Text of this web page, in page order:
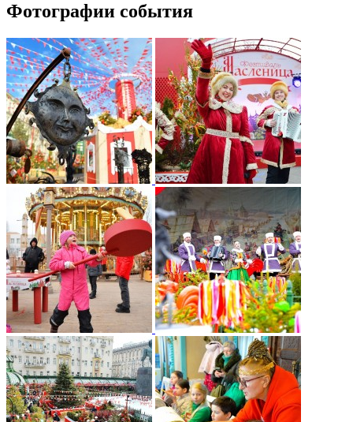
Фотографии события